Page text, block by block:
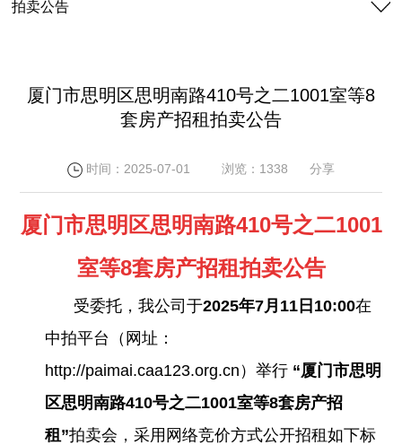
拍卖公告
厦门市思明区思明南路410号之二1001室等8
套房产招租拍卖公告
时间：2025-07-01 浏览：1338 分享
厦门市思明区思明南路410号之二1001
室等8套房产招租拍卖公告
受委托，我公司于2025年7月 11 日 10:00在
中拍平台（网址：
http://paimai.caa123.org.cn）举行 “厦门市思明
区思明南路410号之二1001室等8套房产招
租”拍卖会，采用网络竞价方式公开招租如下标